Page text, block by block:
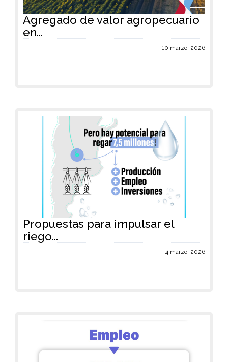
Agregado de valor agropecuario
en...
10 marzo, 2026
Propuestas para impulsar el
riego...
4 marzo, 2026